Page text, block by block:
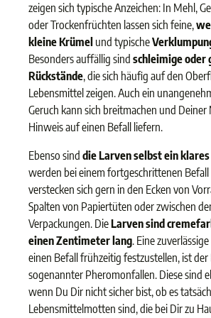
zeigen sich typische Anzeichen: In Mehl,
oder Trockenfrüchten lassen sich feine,
kleine Krümel und typische
Besonders auffällig sind schleimige oder
Rückstände, die sich häufig auf den
Lebensmittel zeigen. Auch ein
Geruch kann sich breitmachen und Deiner
Hinweis auf einen Befall liefern.
Ebenso sind die Larven selbst ein
werden bei einem fortgeschrittenen Befall
verstecken sich gern in den Ecken von
Spalten von Papiertüten oder zwischen
Verpackungen. DieLarven sind
einen Zentimeter lang. Eine
einen Befall frühzeitig festzustellen, ist der
sogenannter Pheromonfallen. Diese sind
wenn Du Dir nicht sicher bist, ob es
Lebensmittelmotten sind, die bei Dir zu